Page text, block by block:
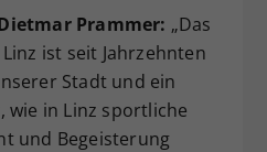
Prammer: „Das
ist seit Jahrzehnten
Stadt und ein
wie in Linz sportliche
und Begeisterung